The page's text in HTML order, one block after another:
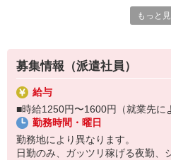
勤務実績に応じて給与の一部を給
※原則月払いでの給与支払です。
＜あんしん資格取得制度＞
就業中の方にはフォークリフト・
取得を全力サポート！講習料・受
もっと
募集情報（派遣社員）
給与
■時給1250円〜1600円（就業先に
勤務時間・曜日
勤務地により異なります。
日勤のみ、ガッツリ稼げる夜勤、